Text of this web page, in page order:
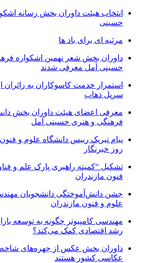
انتخاب هیئت داوران بخش رسانه
حسینی
مرثیه ای برای باد ها
داوران بخش شعر نهمین اشکواره
حسینی آمل معرفی شدند
استمرار خدمت کاسوکاران به
سرپل ذهاب
معرفی اعضای هیئت داوران بخش
فرهنگی و هنری حسینی آمل
پیام تبریک رییس دانشگاه علوم و
روز خبرنگار
تشکیل “کمیته راهبری پارک علم و
فنون مازندران
جشن دانش‌آموختگی دانشجویان
علوم و فنون مازندران
مهندسی کامپیوتر چگونه به توسعه
رشد اقتصادی کمک می‌کند؟
داوران بخش عکس از چهره‌های
عکاسی کشور هستند